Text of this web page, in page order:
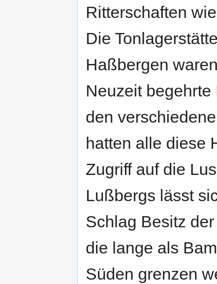
Ritterschaften
Die
Haßbergen
Neuzeit
den
hatten alle diese
Zugriff auf die
Lußbergs lässt
Schlag Besitz
die lange als
Süden grenzen